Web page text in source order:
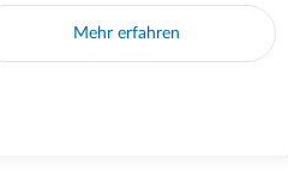
Mehr erfahren